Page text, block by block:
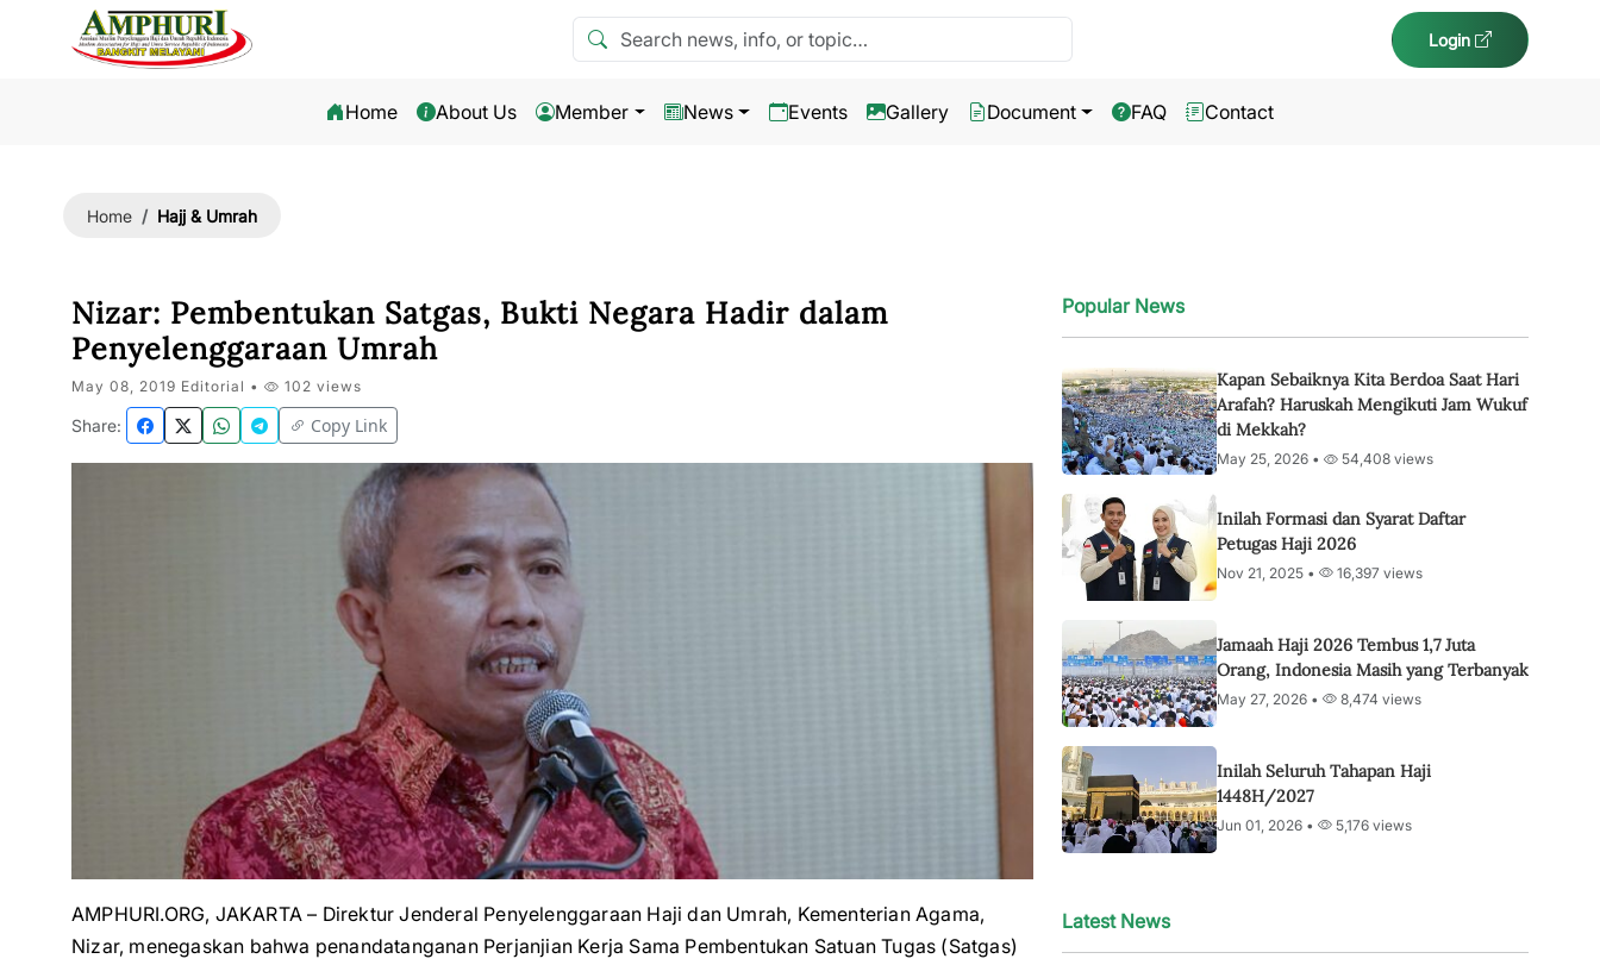
Search news Login
Home About Us Member News Events Gallery Document FAQ Contact
Home Hajj & Umrah
Nizar: Pembentukan Satgas, Bukti Negara Hadir dalam
Penyelenggaraan Umrah
May 08, 2019 Editorial • 102 views
Share: Copy Link
AMPHURI.ORG, JAKARTA – Direktur Jenderal Penyelenggaraan Haji dan Umrah, Kementerian Agama,
Nizar, menegaskan bahwa penandatanganan Perjanjian Kerja Sama Pembentukan Satuan Tugas (Satgas)
Popular News
Kapan Sebaiknya Kita Berdoa Saat Hari
Arafah? Haruskah Mengikuti Jam Wukuf
di Mekkah?
May 25, 2026 • 54,408 views
Inilah Formasi dan Syarat Daftar
Petugas Haji 2026
Nov 21, 2025 • 16,397 views
Jamaah Haji 2026 Tembus 1,7 Juta
Orang, Indonesia Masih yang Terbanyak
May 27, 2026 • 8,474 views
Inilah Seluruh Tahapan Haji
1448H/2027
Jun 01, 2026 • 5,176 views
Latest News